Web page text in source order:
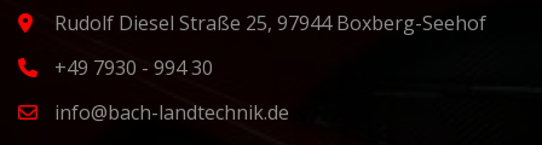
Rudolf Diesel Straße 25, 97944 Boxberg-Seehof
+49 7930 - 994 30
info@bach-landtechnik.de